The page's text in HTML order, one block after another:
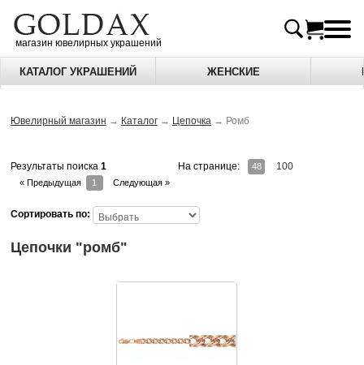
магазин ювелирных украшений
КАТАЛОГ УКРАШЕНИЙ ЖЕНСКИЕ
Ювелирный магазин → Каталог → Цепочка → Ромб
Результаты поиска 1 На странице: 48 100
« Предыдущая 1 Следующая »
Сортировать по:
Цепочки "ромб"
Цепь выполнена из красного золота 585